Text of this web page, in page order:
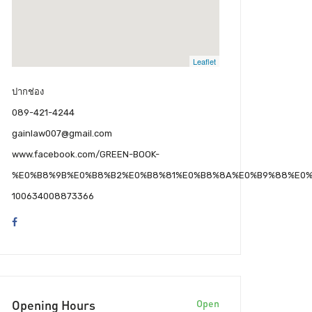
Leaflet
ปากช่อง
089-421-4244
gainlaw007@gmail.com
www.facebook.com/GREEN-BOOK-
100634008873366
Opening Hours Open